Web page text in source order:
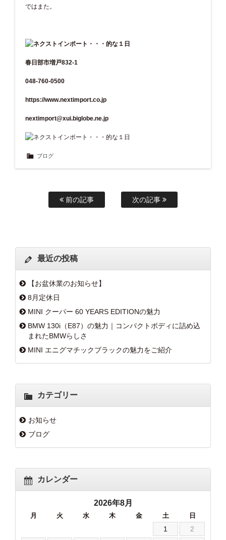
ではまた。
春日部市増戸832-1
048-760-0500
https://www.nextimport.co.jp
nextimport@xui.biglobe.ne.jp
ブログ
前の記事 次の記事
最近の投稿
【お盆休業のお知らせ】
8月定休日
MINI クーパー 60 YEARS EDITIONの魅力
BMW 130i（E87）の魅力｜コンパクトボディに詰め込
まれたBMWらしさ
MINI エニグマチックブラックの魅力をご紹介
カテゴリー
お知らせ
ブログ
カレンダー
2026年8月
月 火 水 木 金 土 日
1
2